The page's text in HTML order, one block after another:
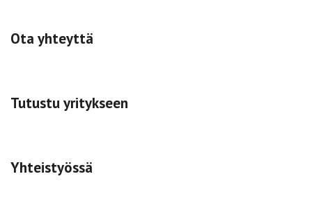
Ota yhteyttä
Tutustu yritykseen
Yhteistyössä